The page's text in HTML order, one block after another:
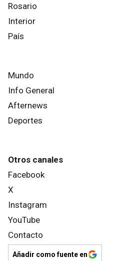
Rosario
Interior
País
Mundo
Info General
Afternews
Deportes
Otros canales
Facebook
X
Instagram
YouTube
Contacto
Añadir como fuente en